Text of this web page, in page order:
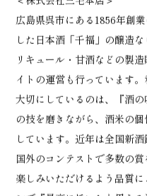
＜株式会社三宅本店＞
広島県呉市にある1856年創
した日本酒「千福」の醸造
リキュール・甘酒などの製
イトの運営も行っています
大切にしているのは、『酒
の技を磨きながら、酒米の
しています。近年は全国新
国外のコンテストで多数の
楽しみいただけるよう品質に